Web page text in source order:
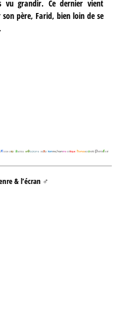
vu grandir. Ce dernier vient
père, Farid, bien loin de se
& l’écran ♂